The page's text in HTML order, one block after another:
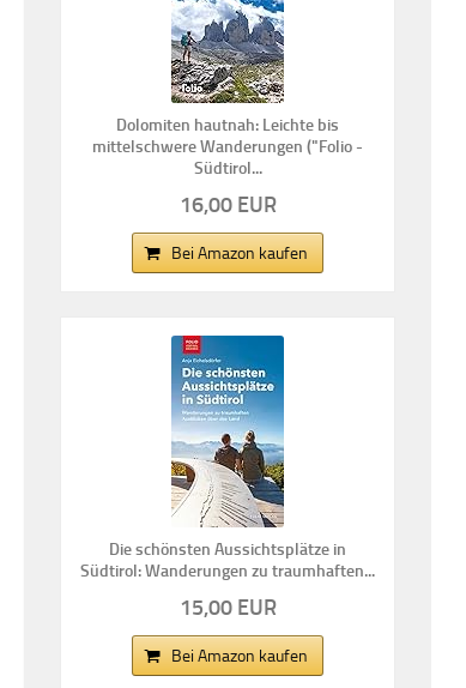
Dolomiten hautnah: Leichte bis
mittelschwere Wanderungen ("Folio -
Südtirol...
16,00 EUR
Bei Amazon kaufen
Die schönsten Aussichtsplätze in
Südtirol: Wanderungen zu traumhaften...
15,00 EUR
Bei Amazon kaufen